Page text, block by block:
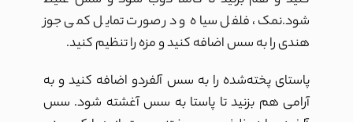
شود.نمک، فلفل سیاه و در صورت تمایل کمی جوز
هندی را به سس اضافه کنید و مزه را تنظیم کنید.
پاستای پخته‌شده را به سس آلفردو اضافه کنید و به
آرامی هم بزنید تا پاستا به سس آغشته شود. سس